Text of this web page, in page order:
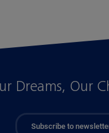
Dreams, Our
Subscribe to